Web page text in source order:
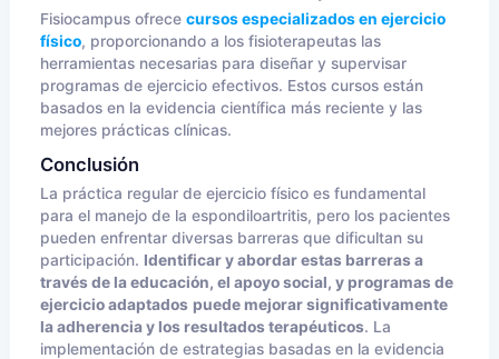
Fisiocampus ofrece cursos especializados en ejercicio
físico, proporcionando a los fisioterapeutas las
herramientas necesarias para diseñar y supervisar
programas de ejercicio efectivos. Estos cursos están
basados en la evidencia científica más reciente y las
mejores prácticas clínicas.
Conclusión
La práctica regular de ejercicio físico es fundamental
para el manejo de la espondiloartritis, pero los pacientes
pueden enfrentar diversas barreras que dificultan su
participación. Identificar y abordar estas barreras a
través de la educación, el apoyo social, y programas de
ejercicio adaptados puede mejorar significativamente
la adherencia y los resultados terapéuticos. La
implementación de estrategias basadas en la evidencia